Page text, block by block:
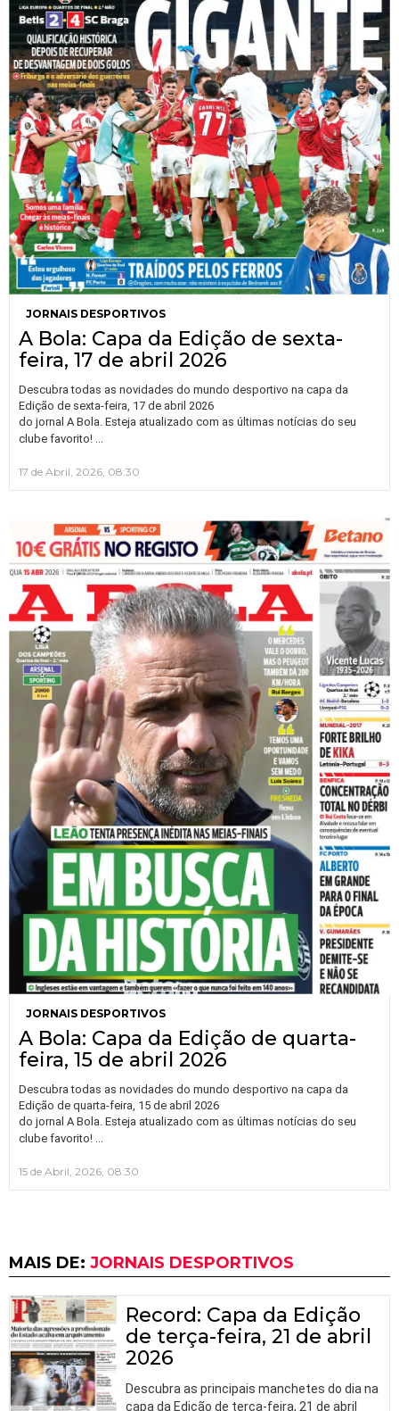
JORNAIS DESPORTIVOS
A Bola: Capa da Edição de sexta-
feira, 17 de abril 2026
Descubra todas as novidades do mundo desportivo na capa da
Edição de sexta-feira, 17 de abril 2026
do jornal A Bola. Esteja atualizado com as últimas notícias do seu
clube favorito! …
17 de Abril, 2026, 08:30
JORNAIS DESPORTIVOS
A Bola: Capa da Edição de quarta-
feira, 15 de abril 2026
Descubra todas as novidades do mundo desportivo na capa da
Edição de quarta-feira, 15 de abril 2026
do jornal A Bola. Esteja atualizado com as últimas notícias do seu
clube favorito!
15 de Abril, 2026, 08:30
MAIS DE: JORNAIS DESPORTIVOS
Record: Capa da Edição
de terça-feira, 21 de abril
2026
Descubra as principais manchetes do dia na
capa da Edição de terça-feira, 21 de abril